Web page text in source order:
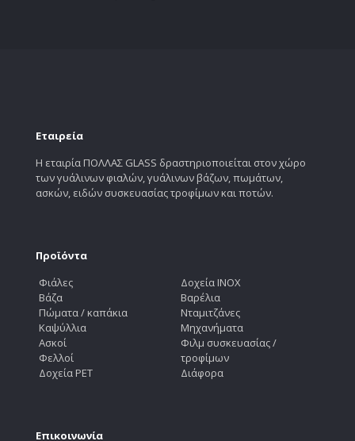
Εταιρεία
Η εταιρία ΠΟΛΛΑΣ GLASS δραστηριοποιείται στον χώρο
των γυάλινων φιαλών, γυάλινων βάζων, πωμάτων,
ασκών, ειδών συσκευασίας τροφίμων και ποτών.
Προϊόντα
Φιάλες
Βάζα
Πώματα / καπάκια
Καψύλλια
Ασκοί
Φελλοί
Δοχεία PET
Δοχεία INOX
Βαρέλια
Νταμιτζάνες
Μηχανήματα
Φιλμ συσκευασίας /
τροφίμων
Διάφορα
Επικοινωνία